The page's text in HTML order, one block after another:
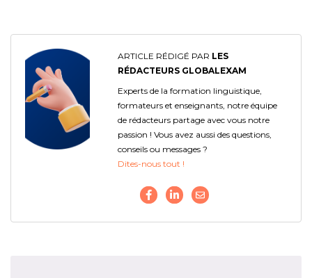
ARTICLE RÉDIGÉ PAR LES
RÉDACTEURS GLOBALEXAM
Experts de la formation linguistique,
formateurs et enseignants, notre équipe
de rédacteurs partage avec vous notre
passion ! Vous avez aussi des questions,
conseils ou messages ?
Dites-nous tout !